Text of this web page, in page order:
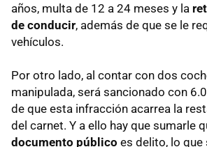
años, multa de 12 a 24 meses y la
de conducir, además de que se le
vehículos.
Por otro lado, al contar con dos
manipulada, será sancionado con
de que esta infracción acarrea la
del carnet. Y a ello hay que sumarle
documento público es delito, lo que